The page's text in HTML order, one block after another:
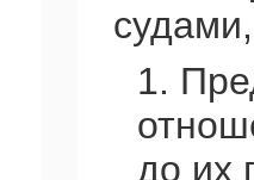
1.
до их